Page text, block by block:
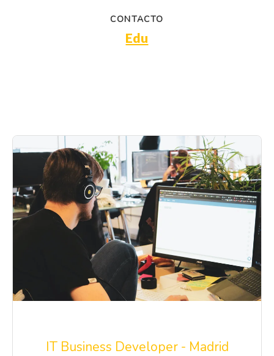
CONTACTO
Edu
IT Business Developer - Madrid